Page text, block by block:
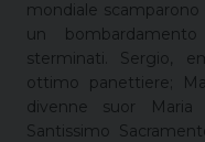
mondiale
un
sterminati. Sergio,
ottimo panettiere;
divenne suor Maria
Santissimo